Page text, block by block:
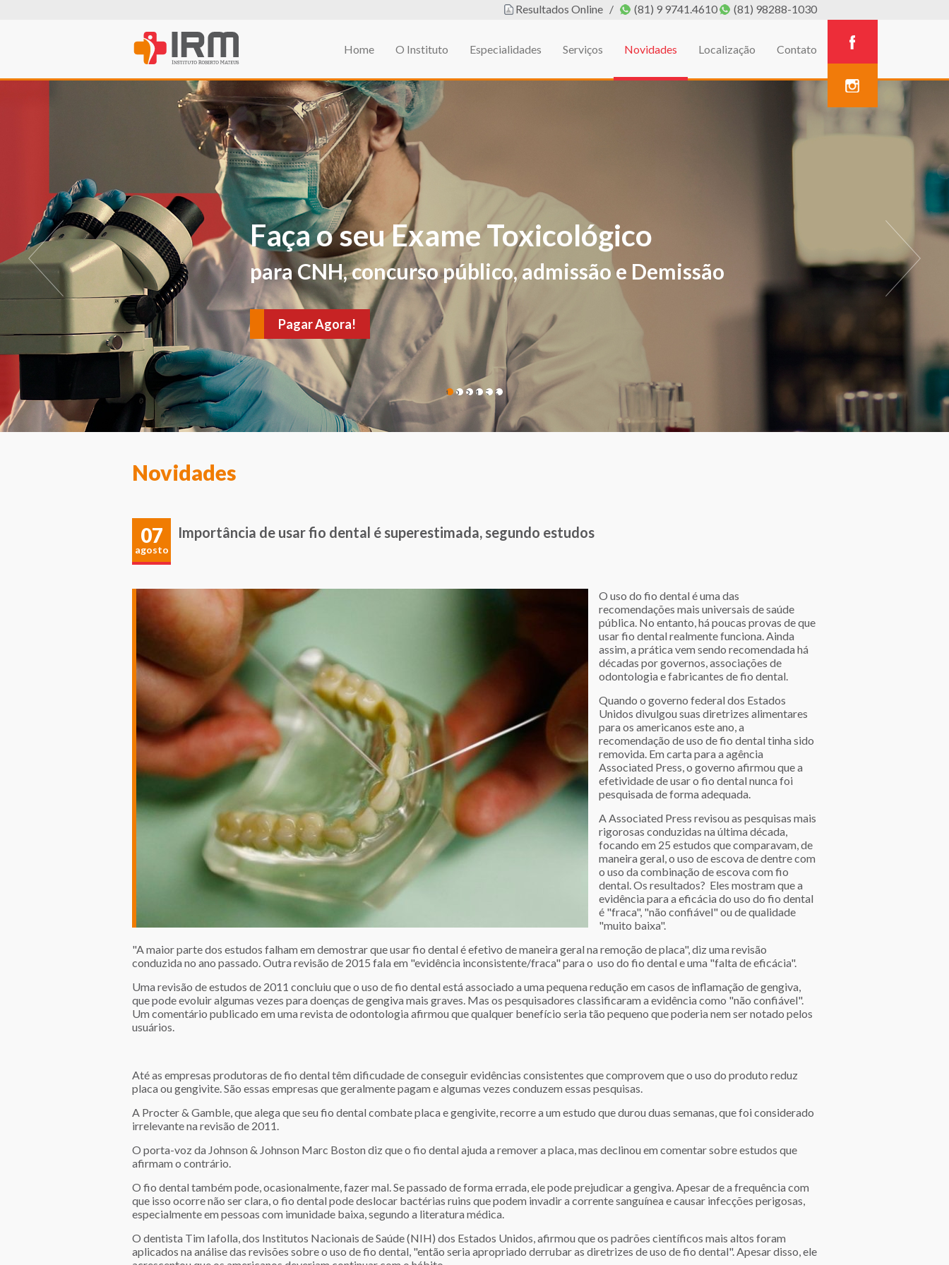
Resultados Online / (81) 9 9741.4610 (81) 98288-1030
Home O Instituto Especialidades Serviços Novidades Localização Contato
O IRM agora tem
PROFISSIONAL DE EDUCAÇÃO FÍSICA
Para avaliações e verificações de sintomas e sinais sugestivos de
várias doenças. Agende sua consulta!
1 2 3 4 5 6
Novidades
07
agosto
Importância de usar fio dental é superestimada, segundo estudos
O uso do fio dental é uma das
recomendações mais universais de saúde
pública. No entanto, há poucas provas de que
usar fio dental realmente funciona. Ainda
assim, a prática vem sendo recomendada há
décadas por governos, associações de
odontologia e fabricantes de fio dental.
Quando o governo federal dos Estados
Unidos divulgou suas diretrizes alimentares
para os americanos este ano, a
recomendação de uso de fio dental tinha sido
removida. Em carta para a agência
Associated Press, o governo afirmou que a
efetividade de usar o fio dental nunca foi
pesquisada de forma adequada.
A Associated Press revisou as pesquisas mais
rigorosas conduzidas na última década,
focando em 25 estudos que comparavam, de
maneira geral, o uso de escova de dentre com
o uso da combinação de escova com fio
dental. Os resultados? Eles mostram que a
evidência para a eficácia do uso do fio dental
é "fraca", "não confiável" ou de qualidade
"muito baixa".
"A maior parte dos estudos falham em demostrar que usar fio dental é efetivo de maneira geral na remoção de placa", diz uma revisão
conduzida no ano passado. Outra revisão de 2015 fala em "evidência inconsistente/fraca" para o uso do fio dental e uma "falta de eficácia".
Uma revisão de estudos de 2011 concluiu que o uso de fio dental está associado a uma pequena redução em casos de inflamação de gengiva,
que pode evoluir algumas vezes para doenças de gengiva mais graves. Mas os pesquisadores classificaram a evidência como "não confiável".
Um comentário publicado em uma revista de odontologia afirmou que qualquer benefício seria tão pequeno que poderia nem ser notado pelos
usuários.
Até as empresas produtoras de fio dental têm dificudade de conseguir evidências consistentes que comprovem que o uso do produto reduz
placa ou gengivite. São essas empresas que geralmente pagam e algumas vezes conduzem essas pesquisas.
A Procter & Gamble, que alega que seu fio dental combate placa e gengivite, recorre a um estudo que durou duas semanas, que foi considerado
irrelevante na revisão de 2011.
O porta-voz da Johnson & Johnson Marc Boston diz que o fio dental ajuda a remover a placa, mas declinou em comentar sobre estudos que
afirmam o contrário.
O fio dental também pode, ocasionalmente, fazer mal. Se passado de forma errada, ele pode prejudicar a gengiva. Apesar de a frequência com
que isso ocorre não ser clara, o fio dental pode deslocar bactérias ruins que podem invadir a corrente sanguínea e causar infecções perigosas,
especialmente em pessoas com imunidade baixa, segundo a literatura médica.
O dentista Tim Iafolla, dos Institutos Nacionais de Saúde (NIH) dos Estados Unidos, afirmou que os padrões científicos mais altos foram
aplicados na análise das revisões sobre o uso de fio dental, "então seria apropriado derrubar as diretrizes de uso de fio dental". Apesar disso, ele